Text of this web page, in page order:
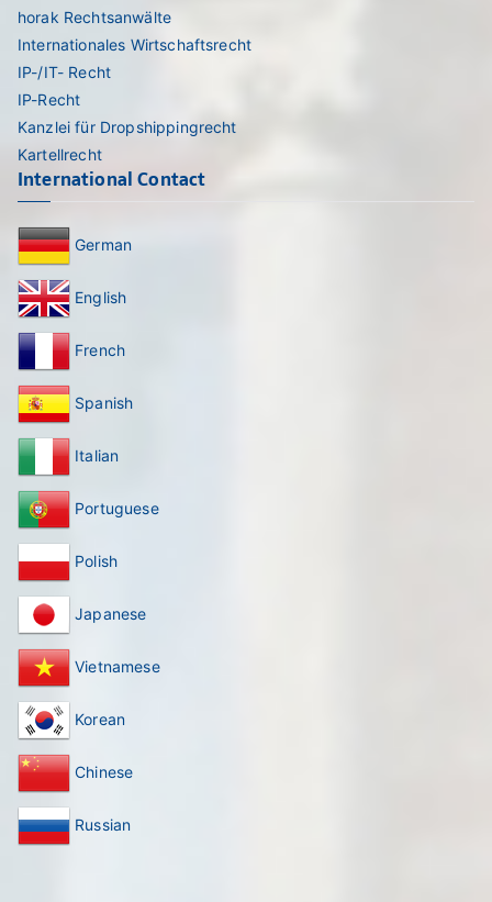
horak Rechtsanwälte
Internationales Wirtschaftsrecht
IP-/IT- Recht
IP-Recht
Kanzlei für Dropshippingrecht
Kartellrecht
International Contact
German
English
French
Spanish
Italian
Portuguese
Polish
Japanese
Vietnamese
Korean
Chinese
Russian